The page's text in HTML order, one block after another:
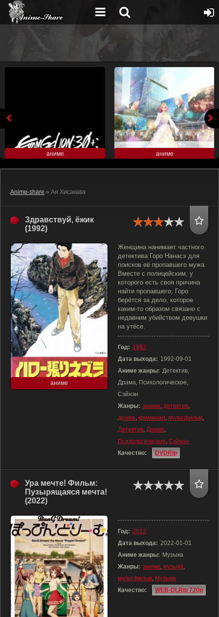
аниме аниме
Anime-share » Ая Хисакава
Здравствуй, ёжик
(1992)
аниме
Женщина нанимает частного
детектива Горо Нанасэ для
поисков её пропавшего мужа.
Вместе с полицейским, у
которого есть своя причина
найти пропавшего, Горо
берётся за дело, которое
каким-то образом связано с
недавним убийством девушки
на утёсе.
Год: 1992
Дата выхода: 1992-09-01
Аниме жанры: Детектив,
Драма, Психологическое,
Сэйнэн
Жанры: аниме, детектив,
драма, криминал, мультфильм,
Детектив, Драма,
Психологическое, Сэйнэн
Качество:
DVDRip
Ура мечте! Фильм:
Пузырящаяся мечта!
(2022)
Год: 2022
Дата выхода: 2022-01-01
Аниме жанры: Музыка
Жанры: аниме, музыка,
мультфильм, Музыка
Качество:
WEB-DLRip 720p